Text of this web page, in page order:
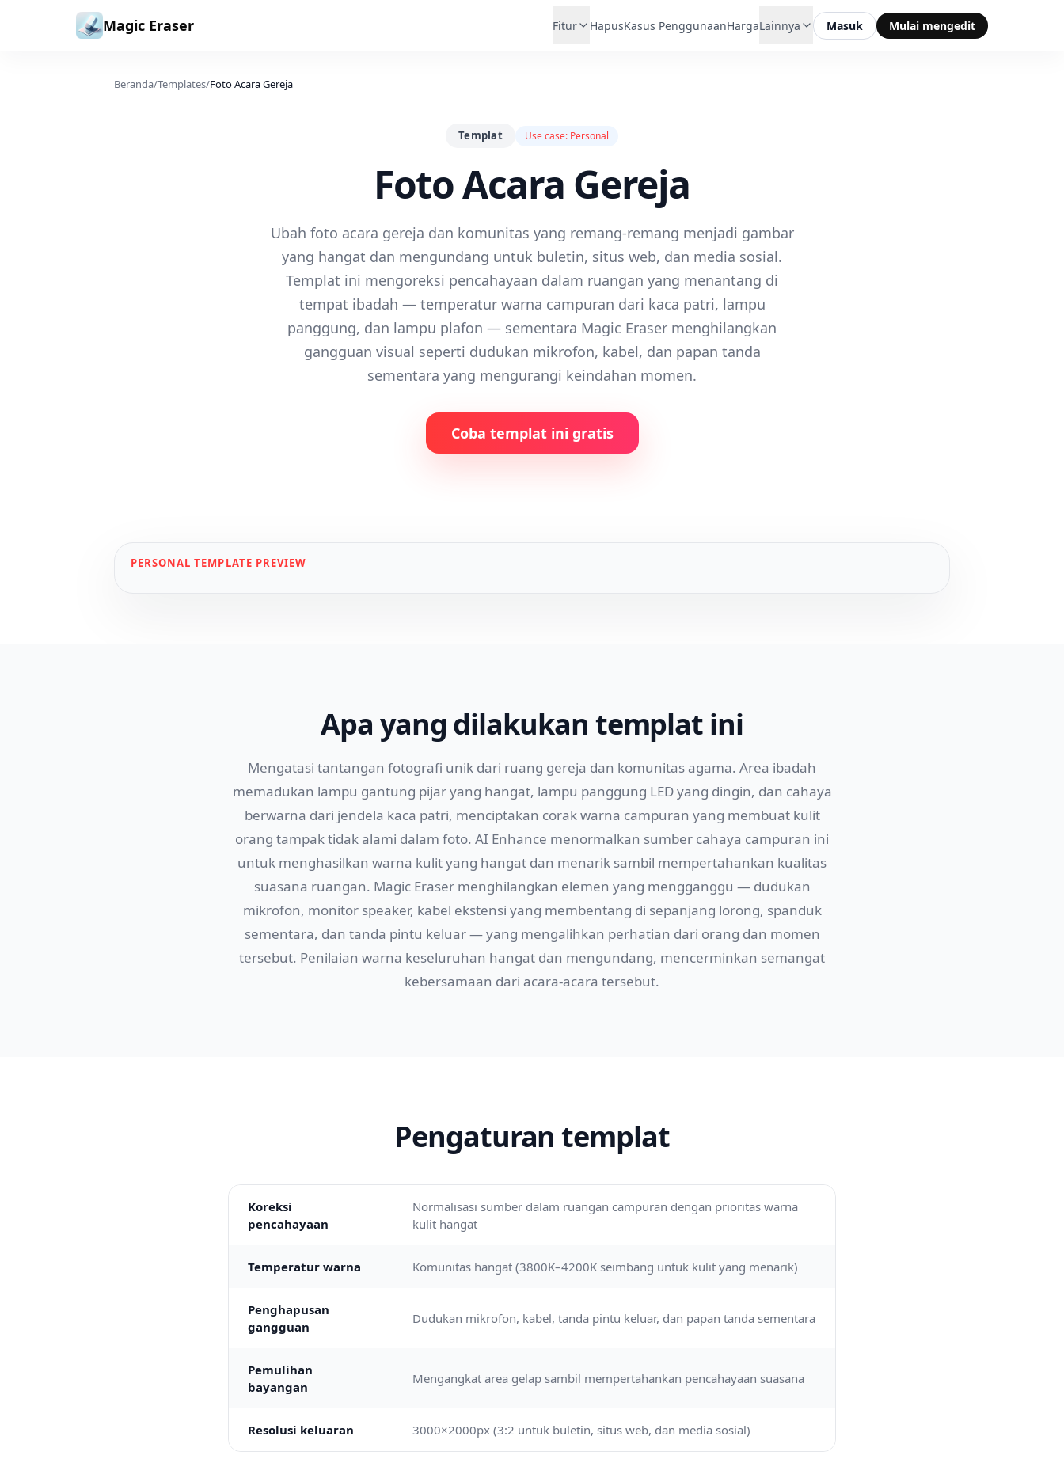
Lewati ke konten
Magic Eraser Fitur HapusKasus PenggunaanHargaLainnya Masuk Mulai mengedit
Beranda/Templates/Foto Acara Gereja
Templat Use case: Personal
Foto Acara Gereja
Ubah foto acara gereja dan komunitas yang remang-remang menjadi gambar
yang hangat dan mengundang untuk buletin, situs web, dan media sosial.
Templat ini mengoreksi pencahayaan dalam ruangan yang menantang di
tempat ibadah — temperatur warna campuran dari kaca patri, lampu
panggung, dan lampu plafon — sementara Magic Eraser menghilangkan
gangguan visual seperti dudukan mikrofon, kabel, dan papan tanda
sementara yang mengurangi keindahan momen.
Coba templat ini gratis
PERSONAL TEMPLATE PREVIEW
Apa yang dilakukan templat ini
Mengatasi tantangan fotografi unik dari ruang gereja dan komunitas agama. Area ibadah
memadukan lampu gantung pijar yang hangat, lampu panggung LED yang dingin, dan cahaya
berwarna dari jendela kaca patri, menciptakan corak warna campuran yang membuat kulit
orang tampak tidak alami dalam foto. AI Enhance menormalkan sumber cahaya campuran ini
untuk menghasilkan warna kulit yang hangat dan menarik sambil mempertahankan kualitas
suasana ruangan. Magic Eraser menghilangkan elemen yang mengganggu — dudukan
mikrofon, monitor speaker, kabel ekstensi yang membentang di sepanjang lorong, spanduk
sementara, dan tanda pintu keluar — yang mengalihkan perhatian dari orang dan momen
tersebut. Penilaian warna keseluruhan hangat dan mengundang, mencerminkan semangat
kebersamaan dari acara-acara tersebut.
Pengaturan templat
Koreksi
pencahayaan
Normalisasi sumber dalam ruangan campuran dengan prioritas warna
kulit hangat
Temperatur warna Komunitas hangat (3800K–4200K seimbang untuk kulit yang menarik)
Penghapusan
gangguan
Dudukan mikrofon, kabel, tanda pintu keluar, dan papan tanda sementara
Pemulihan
bayangan
Mengangkat area gelap sambil mempertahankan pencahayaan suasana
Resolusi keluaran 3000×2000px (3:2 untuk buletin, situs web, dan media sosial)